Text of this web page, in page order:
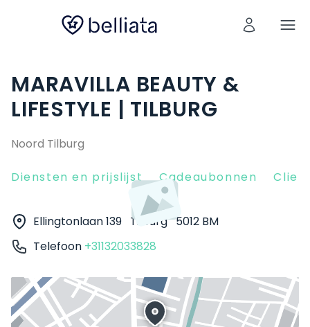
MARAVILLA BEAUTY &
LIFESTYLE | TILBURG
Noord Tilburg
Diensten en prijslijst Cadeaubonnen
Ellingtonlaan 139 Tilburg 5012 BM
Telefoon +31132033828